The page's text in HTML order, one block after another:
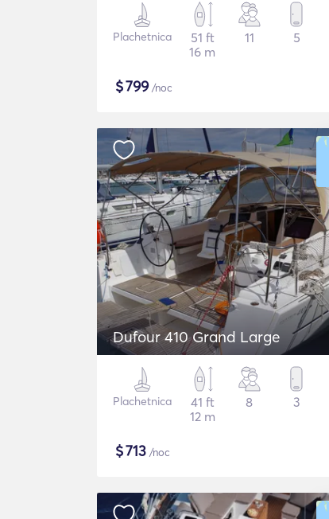
Plachetnica
51 ft
16 m
11 5
$799/noc
Dufour 410 Grand Large
Plachetnica
41 ft
12 m
8 3
$713 /noc